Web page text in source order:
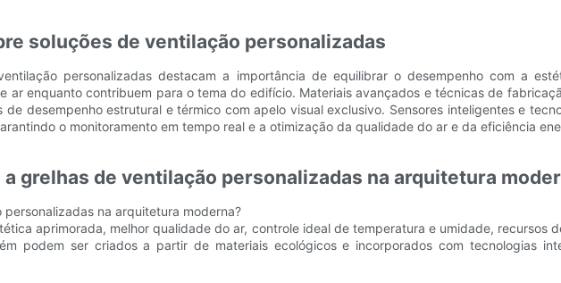
soluções de ventilação personalizadas
personalizadas destacam a importância de equilibrar o desempenho com a
ar enquanto contribuem para o tema do edifício. Materiais avançados e técnicas de
desempenho estrutural e térmico com apelo visual exclusivo. Sensores inteligentes e
o monitoramento em tempo real e a otimização da qualidade do ar e da eficiência
grelhas de ventilação personalizadas na arquitetura
na arquitetura moderna?
aprimorada, melhor qualidade do ar, controle ideal de temperatura e umidade, recursos
podem ser criados a partir de materiais ecológicos e incorporados com tecnologias